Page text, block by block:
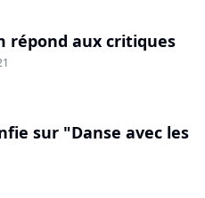
répond aux critiques
sur "Danse avec les